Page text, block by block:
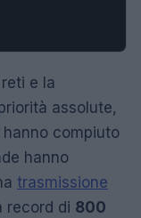
e la
assolute,
compiuto
hanno
trasmissione
record di 800